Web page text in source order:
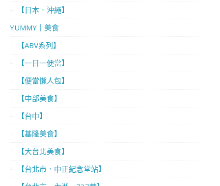
【日本．沖繩】
YUMMY｜美食
【ABV系列】
【一日一便當】
【便當懶人包】
【中部美食】
【台中】
【基隆美食】
【大台北美食】
【台北市．中正紀念堂站】